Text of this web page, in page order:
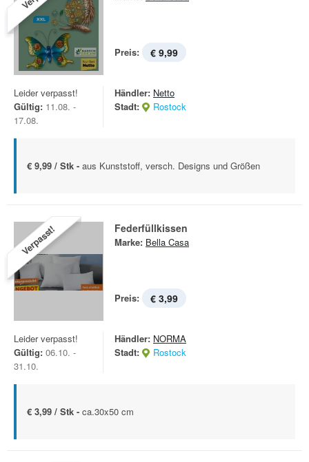
Preis: € 9,99
Leider verpasst!
Gültig: 11.08. -
17.08.
Händler: Netto
Stadt:
Rostock
€ 9,99 / Stk - aus Kunststoff, versch. Designs und Größen
Verpasst! Federfüllkissen
Marke: Bella Casa
Preis: € 3,99
Leider verpasst!
Gültig: 06.10. -
31.10.
Händler: NORMA
Stadt:
Rostock
€ 3,99 / Stk - ca.30x50 cm